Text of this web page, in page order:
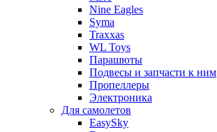
Nine Eagles
Syma
Traxxas
WL Toys
Парашюты
Подвесы и запчасти к ним
Пропеллеры
Электроника
Для самолетов
EasySky